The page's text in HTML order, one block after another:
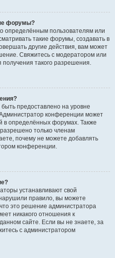
форумы?
определённым пользователям или
такие форумы, создавать в
другие действия, вам может
Свяжитесь с модератором или
такого разрешения.
предоставлено на уровне
конференции может
в определённых форумах. Также
только членам
почему не можете добавлять
конференции.
устанавливают свой
правило, вы можете
это решение администратора
никакого отношения к
сайте. Если вы не знаете, за
с администратором